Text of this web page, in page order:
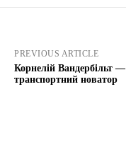
PREVIOUS ARTICLE
Корнелій Вандербільт —
транспортний новатор